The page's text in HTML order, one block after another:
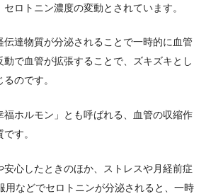
ロトニン濃度の変動とされています。
伝達物質が分泌されることで一時的に血管
で血管が拡張することで、ズキズキとし
のです。
福ホルモン」とも呼ばれる、血管の収縮作
す。
安心したときのほか、ストレスや月経前症
用などでセロトニンが分泌されると、一時